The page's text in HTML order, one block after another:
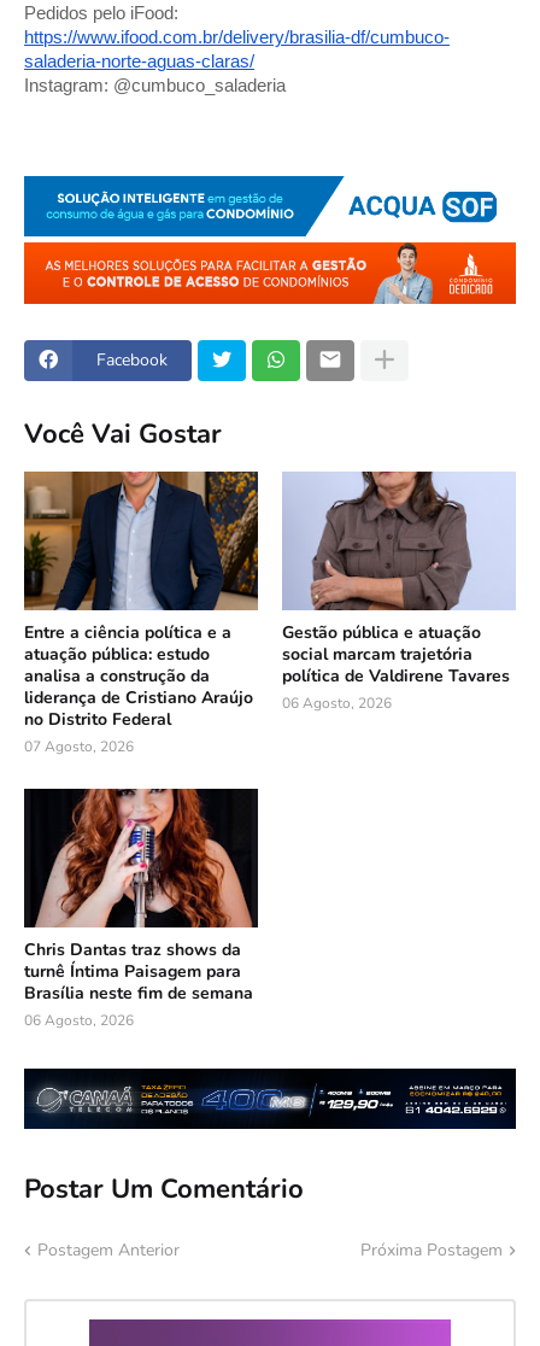
Pedidos pelo iFood:
https://www.ifood.com.br/delivery/brasilia-df/cumbuco-
saladeria-norte-aguas-claras/
Instagram: @cumbuco_saladeria
Facebook
Você Vai Gostar
Entre a ciência política e a
atuação pública: estudo
analisa a construção da
liderança de Cristiano Araújo
no Distrito Federal
07 Agosto, 2026
Gestão pública e atuação
social marcam trajetória
política de Valdirene Tavares
06 Agosto, 2026
Chris Dantas traz shows da
turnê Íntima Paisagem para
Brasília neste fim de semana
06 Agosto, 2026
Postar Um Comentário
Postagem Anterior Próxima Postagem